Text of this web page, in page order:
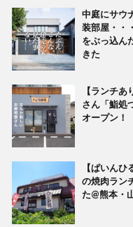
中庭にサウ
装部屋・・
をぶっ込ん
きた
【ランチ
さん「鮨処
オープン！
【ぱいん
の焼肉ラン
た@熊本・